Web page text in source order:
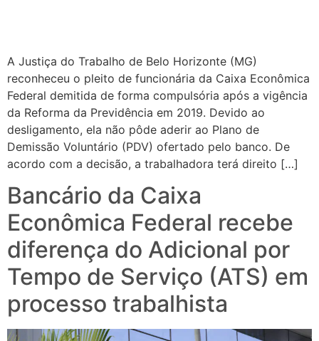
A Justiça do Trabalho de Belo Horizonte (MG)
reconheceu o pleito de funcionária da Caixa Econômica
Federal demitida de forma compulsória após a vigência
da Reforma da Previdência em 2019. Devido ao
desligamento, ela não pôde aderir ao Plano de
Demissão Voluntário (PDV) ofertado pelo banco. De
acordo com a decisão, a trabalhadora terá direito […]
Bancário da Caixa
Econômica Federal recebe
diferença do Adicional por
Tempo de Serviço (ATS) em
processo trabalhista